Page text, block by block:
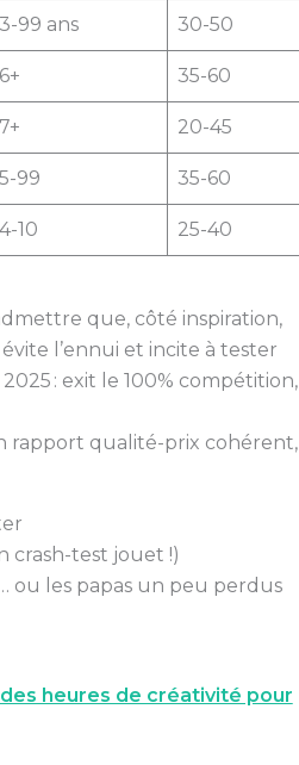
3-99 ans 30-50
6+ 35-60
7+ 20-45
5-99 35-60
4-10 25-40
que, côté inspiration,
l’ennui et incite à tester
: exit le 100% compétition,
rapport qualité-prix cohérent,
crash-test jouet !)
ou les papas un peu perdus
heures de créativité pour